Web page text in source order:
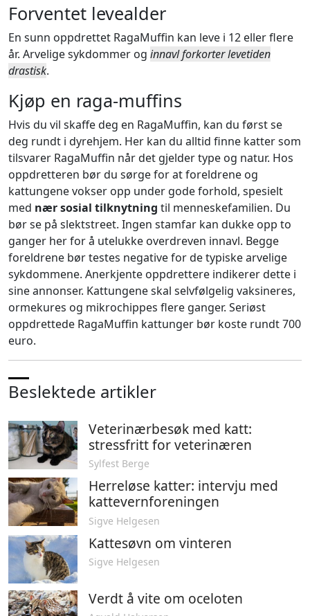
Forventet levealder
En sunn oppdrettet RagaMuffin kan leve i 12 eller flere
år. Arvelige sykdommer og innavl forkorter levetiden
drastisk.
Kjøp en raga-muffins
Hvis du vil skaffe deg en RagaMuffin, kan du først se
deg rundt i dyrehjem. Her kan du alltid finne katter som
tilsvarer RagaMuffin når det gjelder type og natur. Hos
oppdretteren bør du sørge for at foreldrene og
kattungene vokser opp under gode forhold, spesielt
med nær sosial tilknytning til menneskefamilien. Du
bør se på slektstreet. Ingen stamfar kan dukke opp to
ganger her for å utelukke overdreven innavl. Begge
foreldrene bør testes negative for de typiske arvelige
sykdommene. Anerkjente oppdrettere indikerer dette i
sine annonser. Kattungene skal selvfølgelig vaksineres,
ormekures og mikrochippes flere ganger. Seriøst
oppdrettede RagaMuffin kattunger bør koste rundt 700
euro.
Beslektede artikler
Veterinærbesøk med katt:
stressfritt for veterinæren
Sylfest Berge
Herreløse katter: intervju med
kattevernforeningen
Sigve Helgesen
Kattesøvn om vinteren
Sigve Helgesen
Verdt å vite om oceloten